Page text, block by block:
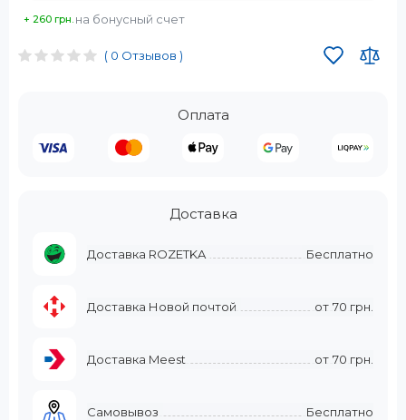
( 0 Отзывов )
Оплата
Доставка
Доставка ROZETKA Бесплатно
Доставка Новой почтой от 70 грн.
Доставка Meest от 70 грн.
Самовывоз Бесплатно
+ 260 грн. на бонусный счет